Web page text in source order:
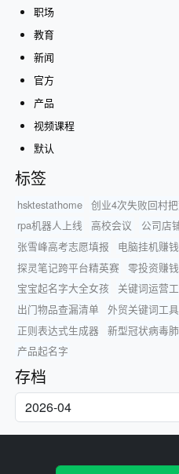
职场
教育
新闻
官方
产品
视频课程
默认
标签
hsktestathome
创业4次失败回村
rpa机器人上线
高校会议
公司店
张雪峰高考志愿填报
电脑挂机赚
探灵笔记跨平台精英赛
零投资赚
宝宝起名字大全女孩
关键词运营
出门物品查漏清单
外贸关键词工具
正则表达式生成器
新型冠状病毒
产品起名字
存档